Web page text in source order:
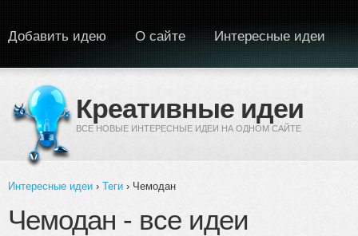
Креативные идеи
ВСЕ НОВЫЕ ИНТЕРЕСНЫЕ ИДЕИ НА ОДНОМ САЙТЕ
Добавить идею О сайте Интересные идеи
Вы здесь
Интересные идеи › Теги › Чемодан
Чемодан - все идеи